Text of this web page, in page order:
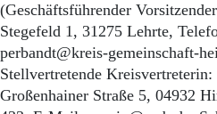
(Geschäftsführender
Stegefeld 1, 31275 Lehrte,
perbandt@kreis-ge­meinschaft-
Stellvertretende
Großenhainer Straße 5, 04932